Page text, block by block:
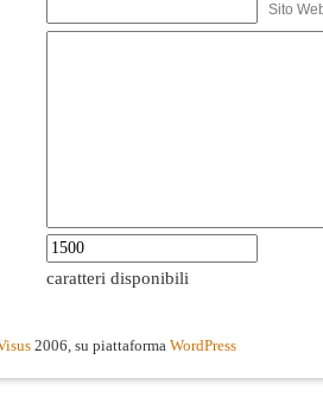
Sito
caratteri disponibili
2006, su piattaforma WordPress